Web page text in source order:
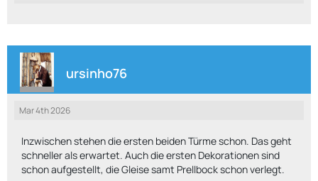
ursinho76
Mar 4th 2026
Inzwischen stehen die ersten beiden Türme schon. Das geht
schneller als erwartet. Auch die ersten Dekorationen sind
schon aufgestellt, die Gleise samt Prellbock schon verlegt.